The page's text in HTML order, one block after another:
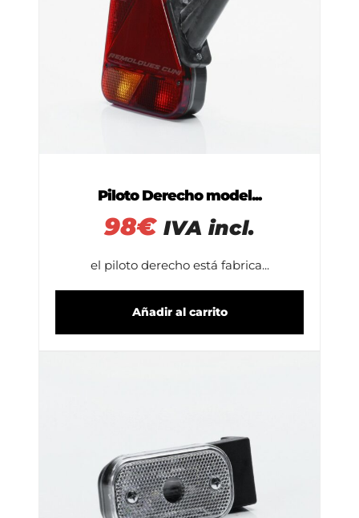
Piloto Derecho model...
98€ IVA incl.
el piloto derecho está fabrica...
Añadir al carrito